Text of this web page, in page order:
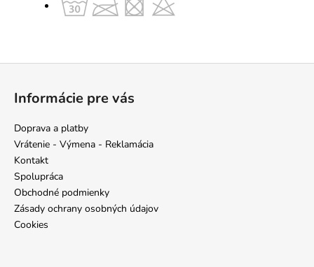
Informácie pre vás
Doprava a platby
Vrátenie - Výmena - Reklamácia
Kontakt
Spolupráca
Obchodné podmienky
Zásady ochrany osobných údajov
Cookies